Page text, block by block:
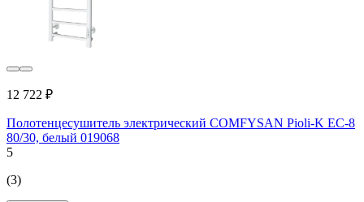
12 722 ₽
Полотенцесушитель электрический COMFYSAN Pioli-K EC-8
80/30, белый 019068
5
(3)